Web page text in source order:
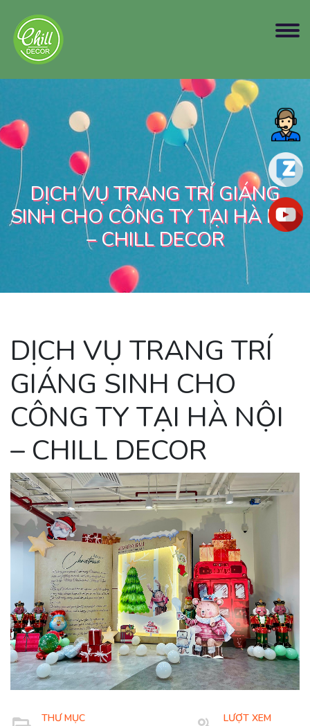
DỊCH VỤ TRANG TRÍ GIÁNG
SINH CHO CÔNG TY TẠI HÀ NỘI
– CHILL DECOR
DỊCH VỤ TRANG TRÍ
GIÁNG SINH CHO
CÔNG TY TẠI HÀ NỘI
– CHILL DECOR
THƯ MỤC LƯỢT XEM